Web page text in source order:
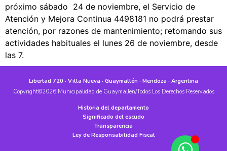
próximo sábado 24 de noviembre, el Servicio de
Atención y Mejora Continua 4498181 no podrá prestar
atención, por razones de mantenimiento; retomando sus
actividades habituales el lunes 26 de noviembre, desde
las 7.
Libertad 720 · Villa Nueva · Guaymallén · Mendoza · Argentina
Copyright©2026 Municipalidad de Guaymallén/Todos Los Derechos Reservados
Historia del departamento
Significado del escudo
Transparencia
Ley de Responsabilidad Fiscal